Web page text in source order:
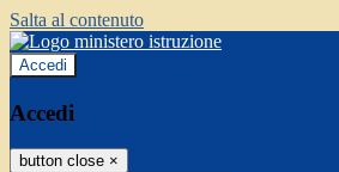
Salta al contenuto
Accedi
Accedi
button close ×